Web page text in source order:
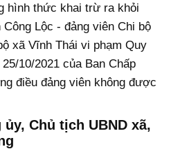
hình thức khai trừ ra khỏi
Lộc - đảng viên Chi bộ
xã Vĩnh Thái vi phạm Quy
10/2021 của Ban Chấp
điều đảng viên không được
Chủ tịch UBND xã,